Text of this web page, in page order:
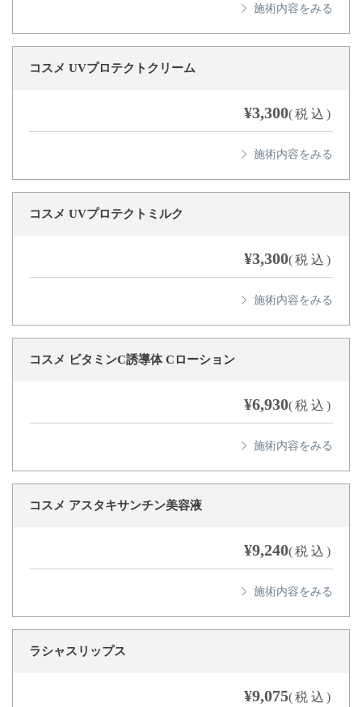
コスメ UVプロテクトクリーム
¥3,300(税込)
コスメ UVプロテクトミルク
¥3,300(税込)
コスメ ビタミンC誘導体 Cローション
¥6,930(税込)
コスメ アスタキサンチン美容液
¥9,240(税込)
ラシャスリップス
¥9,075(税込)